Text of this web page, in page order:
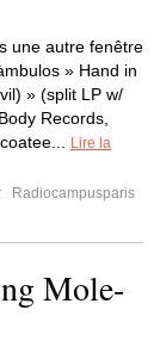
une autre fenêtre
» Hand in
» (split LP w/
Records,
Lire la
Radiocampusparis
Mole-